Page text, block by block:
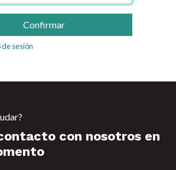
Confirmar
sesión
con nosotros en